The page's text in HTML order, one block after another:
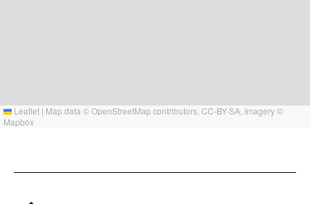
Leaflet | Map data ©OpenStreetMap contributors, CC-BY-SA , Imagery ©
Mapbox